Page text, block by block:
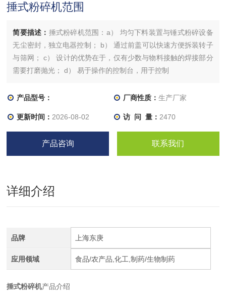
捶式粉碎机范围
简要描述： 捶式粉碎机范围：a） 均匀下料装置与锤式粉碎设备
无尘密封，独立电器控制； b） 通过前盖可以快速方便拆装转子
与筛网； c） 设计的优势在于，仅有少数与物料接触的焊接部分
需要打磨抛光； d） 易于操作的控制台，用于控制
产品型号： 厂商性质： 生产厂家
更新时间： 2026-08-02 访 问 量： 2470
产品咨询 联系我们
详细介绍
品牌 上海东庚
应用领域 食品/农产品,化工,制药/生物制药
捶式粉碎机产品介绍